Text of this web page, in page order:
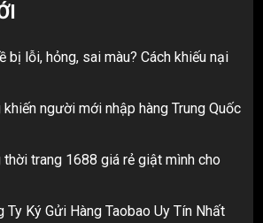
bị lỗi, hỏng, sai màu? Cách khiếu nại
người mới nhập hàng Trung Quốc
thời trang 1688 giá rẻ giật mình cho
Ty Ký Gửi Hàng Taobao Uy Tín Nhất